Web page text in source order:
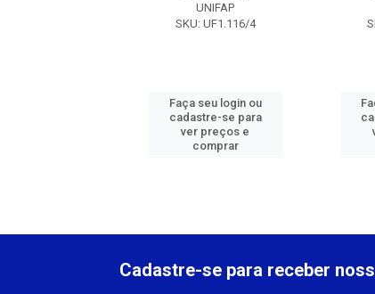
UNIFAP
SKU: UF1.116/4
Faça seu login ou
cadastre-se para
ver preços e
comprar
Cadastre-se para receber